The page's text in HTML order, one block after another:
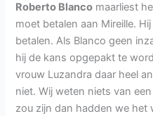
Roberto Blanco maarliest
moet betalen aan Mireille.
betalen. Als Blanco geen
hij de kans opgepakt te
vrouw Luzandra daar heel
niet. Wij weten niets van
zou zijn dan hadden we het